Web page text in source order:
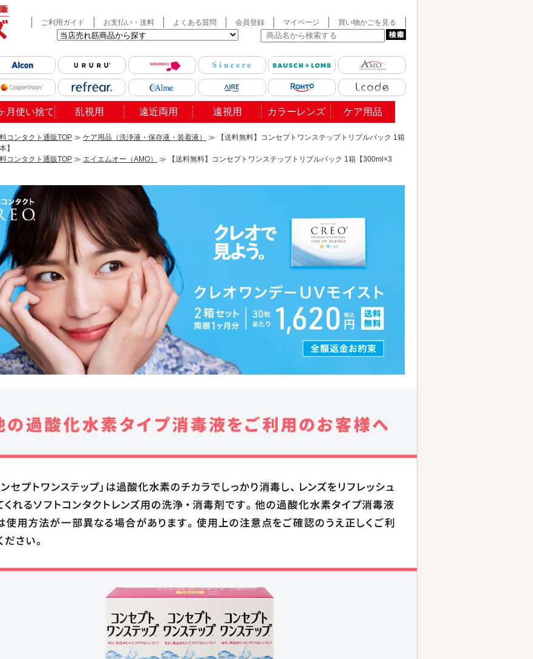
ご利用ガイド お支払い・送料 よくある質問 会員登録 マイページ 買い物かごを見る
月使い捨て 乱視用 遠近両用 遠視用 カラーレンズ ケア用品
お知らせを受信する
閉じる
コンタクト通販TOP ≫ ケア用品（洗浄液・保存液・装着液）
≫ 【送料無料】コンセプトワンステップトリプルパック 1箱
】
コンタクト通販TOP ≫ エイエムオー（AMO）
≫ 【送料無料】コンセプトワンステップトリプルパック 1箱【300ml×3